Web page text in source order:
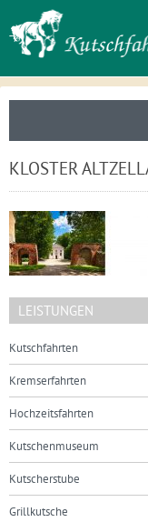
KLOSTER
LEISTUNGEN
Kutschfahrten
Kremserfahrten
Hochzeitsfahrten
Kutschenmuseum
Kutscherstube
Grillkutsche